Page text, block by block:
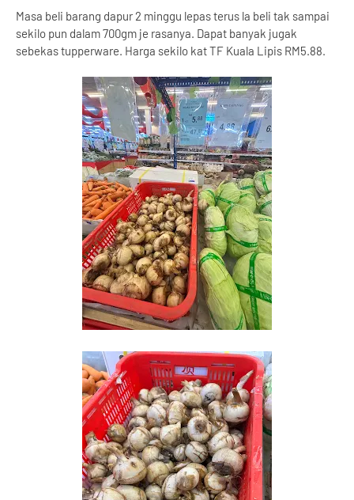
Masa beli barang dapur 2 minggu lepas terus la beli tak sampai
sekilo pun dalam 700gm je rasanya. Dapat banyak jugak
sebekas tupperware. Harga sekilo kat TF Kuala Lipis RM5.88.